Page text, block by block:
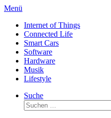
Direkt
Inhalt
Menü
Internet of Things
Connected Life
Smart Cars
Software
Hardware
Musik
Lifestyle
Suche
Suchen
nach: